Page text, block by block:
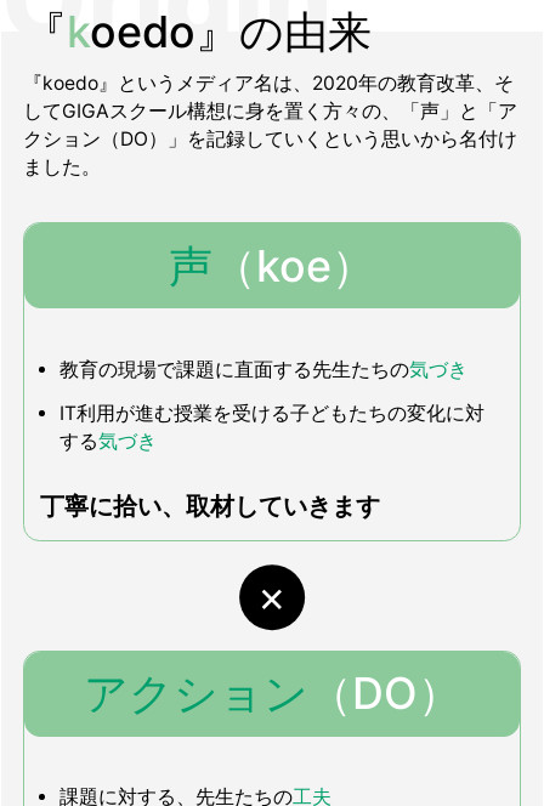
『koedo』の由来
『koedo』というメディア名は、2020年の教育改革、そ
してGIGAスクール構想に身を置く方々の、「声」と「ア
クション（DO）」を記録していくという思いから名付け
ました。
声 （koe）
教育の現場で課題に直面する先生たちの気づき
IT利用が進む授業を受ける子どもたちの変化に対
する気づき
丁寧に拾い、取材していきます
アクション （DO）
課題に対する、先生たちの工夫